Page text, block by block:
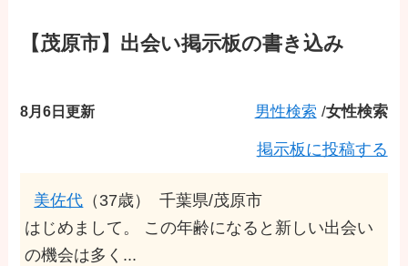
【茂原市】出会い掲示板の書き込み
8月6日更新 男性検索 /女性検索
掲示板に投稿する
美佐代 （37歳）
千葉県/茂原市
はじめまして。 この年齢になると新しい出会い
の機会は多く...